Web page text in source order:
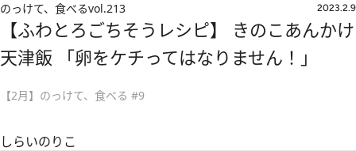
のっけて、食べるvol.213 2023.2.9
【ふわとろごちそうレシピ】 きのこあんかけ
天津飯 「卵をケチってはなりません！」
【2月】のっけて、食べる #9
しらいのりこ